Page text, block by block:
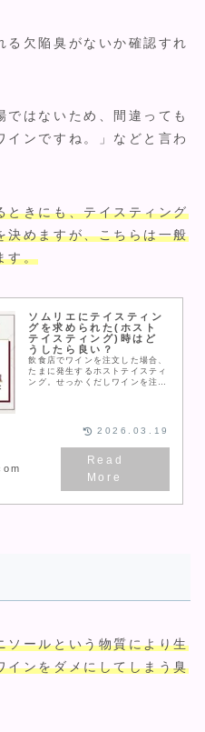
る欠陥臭がないか確認すれ
ではないため、間違っても
インですね。」などと言わ
ときにも、テイスティング
決めますが、こちらは一般
す。
ソムリエにテイスティン
グを求められた(ホスト
テイスティング)時はど
うしたら良い？
飲食店でワインを注文した場合、
たまに発生するホストテイスティ
ング。せっかくだしワインを注文
いないので、テイスティングをク
リアする簡単な方法を事前に知っ
ておき、気軽にワインを注文しま
2026.03.19
ソールという物質により生
インをダメにしてしまう臭